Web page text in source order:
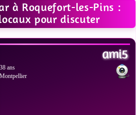
à Roquefort-les-Pins :
pour discuter
ami5
38 ans
Montpellier